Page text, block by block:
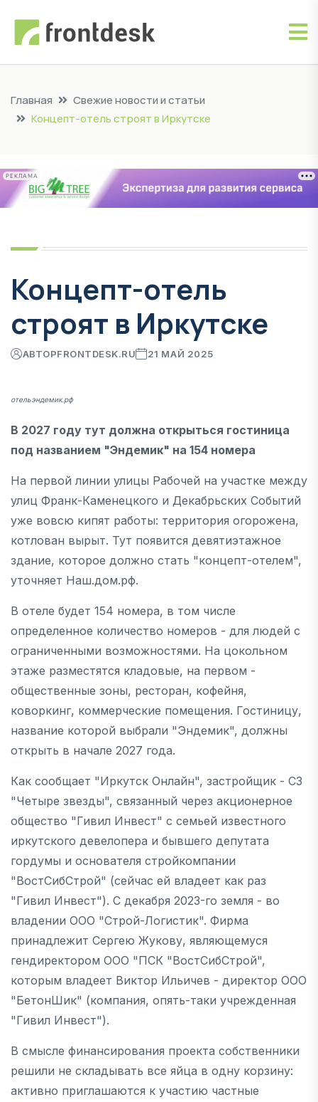
Главная
Свежие новости и статьи
Концепт-отель строят в Иркутске
РЕКЛАМА
Концепт-отель
строят в Иркутске
АВТОРFRONTDESK.RU 21 МАЙ 2025
отельэндемик.рф
В 2027 году тут должна открыться гостиница
под названием "Эндемик" на 154 номера
На первой линии улицы Рабочей на участке между
улиц Франк-Каменецкого и Декабрьских Событий
уже вовсю кипят работы: территория огорожена,
котлован вырыт. Тут появится девятиэтажное
здание, которое должно стать "концепт-отелем",
уточняет Наш.дом.рф.
В отеле будет 154 номера, в том числе
определенное количество номеров - для людей с
ограниченными возможностями. На цокольном
этаже разместятся кладовые, на первом -
общественные зоны, ресторан, кофейня,
коворкинг, коммерческие помещения. Гостиницу,
название которой выбрали "Эндемик", должны
открыть в начале 2027 года.
Как сообщает "Иркутск Онлайн", застройщик - СЗ
"Четыре звезды", связанный через акционерное
общество "Гивил Инвест" с семьей известного
иркутского девелопера и бывшего депутата
гордумы и основателя стройкомпании
"ВостСибСтрой" (сейчас ей владеет как раз
"Гивил Инвест"). С декабря 2023-го земля - во
владении ООО "Строй-Логистик". Фирма
принадлежит Сергею Жукову, являющемуся
гендиректором ООО "ПСК "ВостСибСтрой",
которым владеет Виктор Ильичев - директор ООО
"БетонШик" (компания, опять-таки учрежденная
"Гивил Инвест").
В смысле финансирования проекта собственники
решили не складывать все яйца в одну корзину:
активно приглашаются к участию частные